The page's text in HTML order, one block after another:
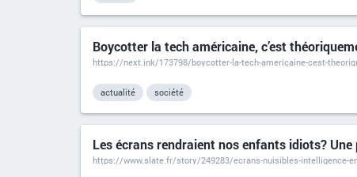
Boycotter la tech américaine, c’est
https://next.ink/173798/boycotter-la-tech-americaine-cest-
actualité société
Les écrans rendraient nos enfants idiots?
https://www.slate.fr/story/249283/ecrans-nuisibles-intelligence-